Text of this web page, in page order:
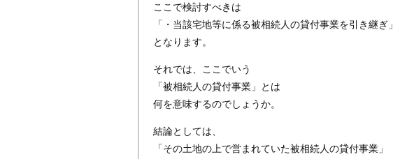
ここで検討すべきは
「・当該宅地等に係る被相続人の貸付事業を引き継ぎ」
となります。
それでは、ここでいう
「被相続人の貸付事業」とは
何を意味するのでしょうか。
結論としては、
「その土地の上で営まれていた被相続人の貸付事業」